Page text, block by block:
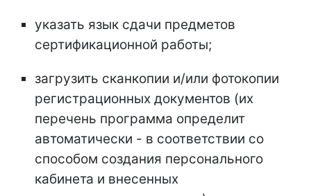
указать язык сдачи предметов
сертификационной работы;
загрузить сканкопии и/или фотокопии
регистрационных документов (их
перечень программа определит
автоматически - в соответствии со
способом создания персонального
кабинета и внесенных